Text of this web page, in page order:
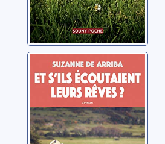
Et s'ils
écoutaient leurs
rêves ?
Arriba, Suzanne de